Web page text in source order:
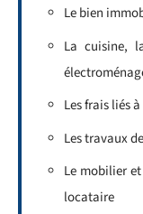
Le bien
La cuisine,
Les frais liés
Les travaux
Le mobilier
locataire